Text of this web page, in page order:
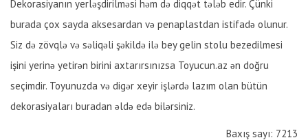
Dekorasiyanın yerləşdirilməsi həm də diqqət tələb edir. Çünki
burada çox sayda aksesardan və penaplastdan istifadə olunur.
Siz də zövqlə və səliqəli şəkildə ilə bey gelin stolu bezedilmesi
işini yerinə yetirən birini axtarırsınızsa Toyucun.az ən doğru
seçimdir. Toyunuzda və digər xeyir işlərdə lazım olan bütün
dekorasiyaları buradan əldə edə bilərsiniz.
Baxış sayı: 7213